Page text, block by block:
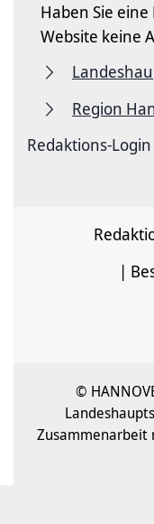
Haben Sie
Website keine
Region
Redaktions-Login
|
©
Zusammenarbeit